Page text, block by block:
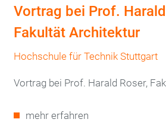
Vortrag bei Prof.
Fakultät Architektur
Hochschule für Technik Stuttgart
Vortrag bei Prof. Harald Roser,
mehr erfahren